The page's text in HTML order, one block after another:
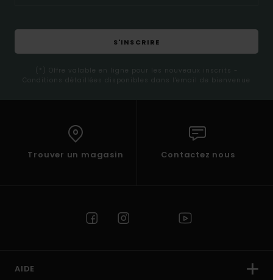
S'INSCRIRE
(*) Offre valable en ligne pour les nouveaux inscrits -
Conditions détaillées disponibles dans l'email de bienvenue
Trouver un magasin Contactez nous
AIDE